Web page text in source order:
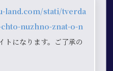
land.com/stati/tverda
nuzhno-znat-o-n
トになります。ご了承の